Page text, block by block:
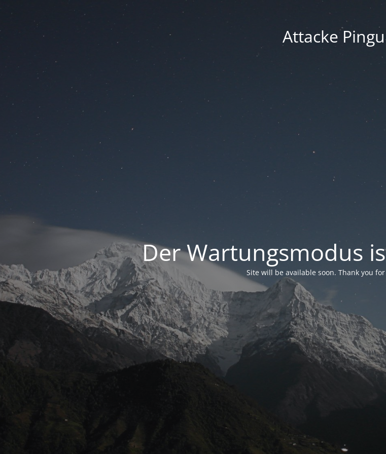
Attacke
Der Wartungsmodus
Site will be available soon. Thank you